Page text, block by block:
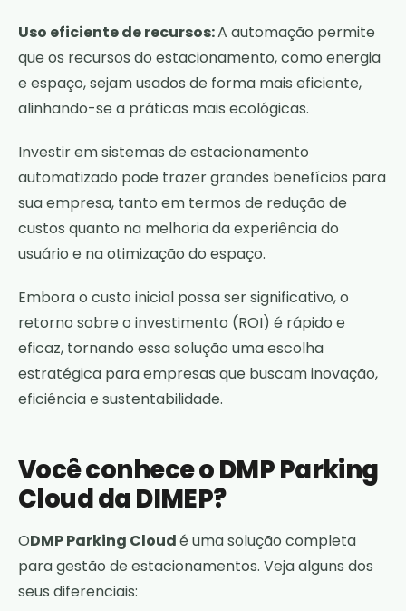
Uso eficiente de recursos:A automação permite
que os recursos do estacionamento, como energia
e espaço, sejam usados de forma mais eficiente,
alinhando-se a práticas mais ecológicas.
Investir em sistemas de estacionamento
automatizado pode trazer grandes benefícios para
sua empresa, tanto em termos de redução de
custos quanto na melhoria da experiência do
usuário e na otimização do espaço.
Embora o custo inicial possa ser significativo, o
retorno sobre o investimento (ROI) é rápido e
eficaz, tornando essa solução uma escolha
estratégica para empresas que buscam inovação,
eficiência e sustentabilidade.
Você conhece o DMP Parking
Cloud da DIMEP?
ODMP Parking Cloudé uma solução completa
para gestão de estacionamentos. Veja alguns dos
seus diferenciais: